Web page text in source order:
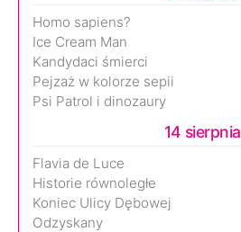
Homo sapiens?
Ice Cream Man
Kandydaci śmierci
Pejzaż w kolorze sepii
Psi Patrol i dinozaury
14 sierpnia
Flavia de Luce
Historie równoległe
Koniec Ulicy Dębowej
Odzyskany